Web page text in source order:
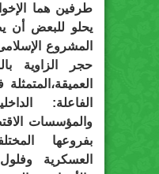
طرفين هما
يحلو للبعض أن
المشروع
حجر الزاوية
الفاعلة:
والمؤسسات
بفروعها
العسكرية